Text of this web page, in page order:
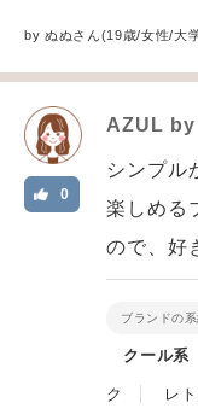
byぬぬさん(19歳/女性/大
AZUL
0
シンプル
楽しめる
ので、好
ブランドの系
クール系
ク レ